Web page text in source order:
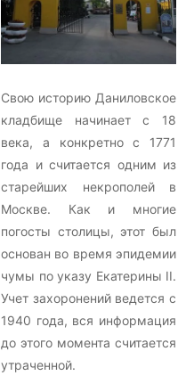
Свою историю Даниловское
кладбище начинает с 18
века, а конкретно с 1771
года и считается одним из
старейших некрополей в
Москве. Как и многие
погосты столицы, этот был
основан во время эпидемии
чумы по указу Екатерины II.
Учет захоронений ведется с
1940 года, вся информация
до этого момента считается
утраченной.